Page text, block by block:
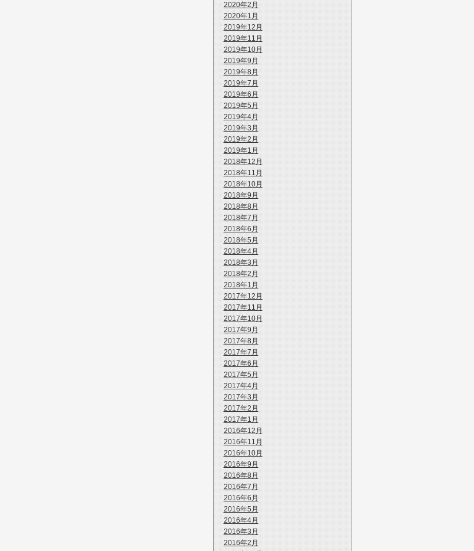
2020年2月
2020年1月
2019年12月
2019年11月
2019年10月
2019年9月
2019年8月
2019年7月
2019年6月
2019年5月
2019年4月
2019年3月
2019年2月
2019年1月
2018年12月
2018年11月
2018年10月
2018年9月
2018年8月
2018年7月
2018年6月
2018年5月
2018年4月
2018年3月
2018年2月
2018年1月
2017年12月
2017年11月
2017年10月
2017年9月
2017年8月
2017年7月
2017年6月
2017年5月
2017年4月
2017年3月
2017年2月
2017年1月
2016年12月
2016年11月
2016年10月
2016年9月
2016年8月
2016年7月
2016年6月
2016年5月
2016年4月
2016年3月
2016年2月